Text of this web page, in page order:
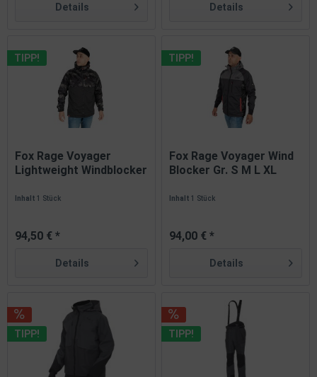
Details Details
TIPP!
Fox Rage Voyager
Lightweight Windblocker
Inhalt1 Stück
94,50 € *
Details
TIPP!
Fox Rage Voyager Wind
Blocker Gr. S M L XL
Inhalt1 Stück
94,00 € *
Details
TIPP! TIPP!